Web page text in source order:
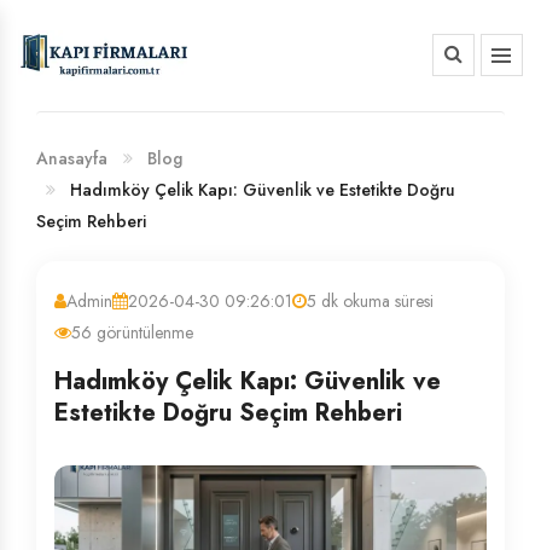
BANKA HESAP NUMARALARIMIZ
Anasayfa
Blog
Hadımköy Çelik Kapı: Güvenlik ve Estetikte Doğru
Seçim Rehberi
Admin 2026-04-30 09:26:01
5 dk okuma süresi
56 görüntülenme
Hadımköy Çelik Kapı: Güvenlik ve
Estetikte Doğru Seçim Rehberi